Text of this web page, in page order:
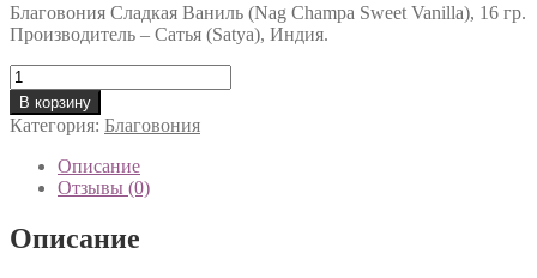
Благовония Сладкая Ваниль (Nag Champa Sweet Vanilla), 16 гр.
Производитель – Сатья (Satya), Индия.
Количество
товара
Благовония
Nag
Champa
Sweet
Vanilla
В корзину
Категория: Благовония
Описание
Отзывы (0)
Описание